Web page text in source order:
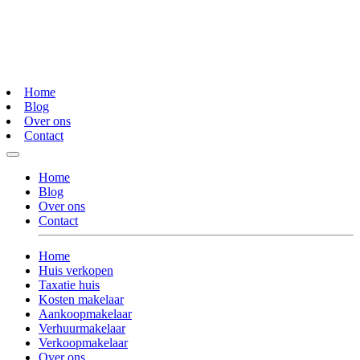
Home
Blog
Over ons
Contact
Home
Blog
Over ons
Contact
Home
Huis verkopen
Taxatie huis
Kosten makelaar
Aankoopmakelaar
Verhuurmakelaar
Verkoopmakelaar
Over ons